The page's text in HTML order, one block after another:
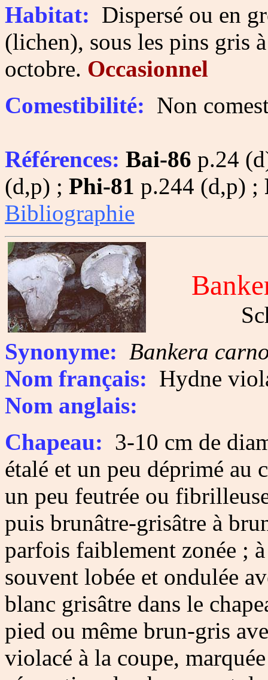
Habitat: Dispersé ou en
(lichen), sous les pins gris
octobre. Occasionnel
Comestibilité: Non
Références: Bai-86 p.24
(d,p) ; Phi-81 p.244 (d,p) ;
Bibliographie
Synonyme: Bankera
Nom français: Hydne
Nom anglais:
Chapeau: 3-10 cm de
étalé et un peu déprimé au
un peu feutrée ou
puis brunâtre-grisâtre à
parfois faiblement zonée ;
souvent lobée et ondulée
blanc grisâtre dans le
pied ou même brun-gris
violacé à la coupe,